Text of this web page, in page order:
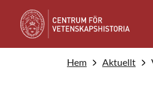
Hem Aktuellt